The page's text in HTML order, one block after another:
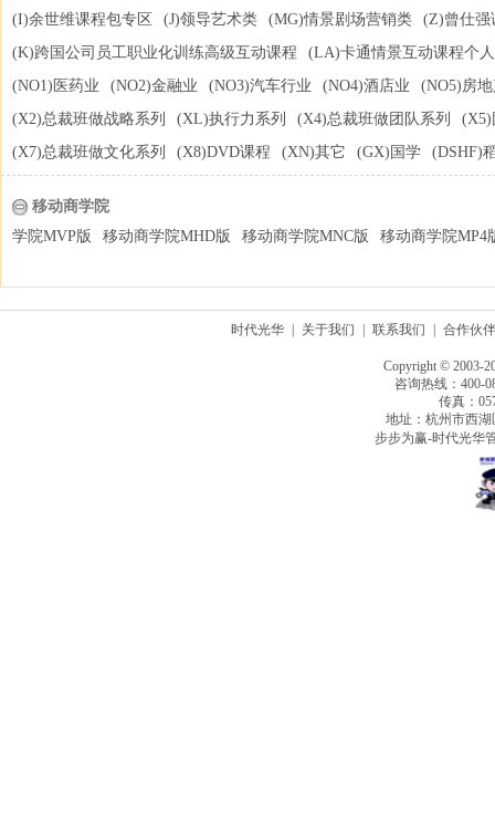
(I)余世维课程包专区
(J)领导艺术类 (MG)情景剧场营销类
(Z)曾仕强
(K)跨国公司员工职业化训练高级互动课程
(LA)卡通情景互动课程个
(NO1)医药业
(NO2)金融业 (NO3)汽车行业 (NO4)酒店业
(NO5)房
(X2)总裁班做战略系列
(XL)执行力系列 (X4)总裁班做团队系列
(X5)
(X7)总裁班做文化系列
(X8)DVD课程 (XN)其它 (GX)国学 (DSHF)
移动商学院
学院MVP版
移动商学院MHD版 移动商学院MNC版 移动商学院MP4
时代光华 关于我们 联系我们 合作伙伴
Copyright © 2003-
咨询热线：400-
传真：
地址：杭州市西
步步为赢-时代光华